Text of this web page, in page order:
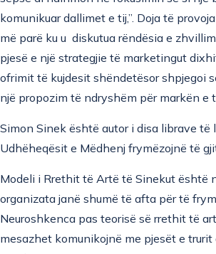
sepse ai ndihmon në fokusimin se si
komunikuar dallimet e tij,”. Doja të
më parë ku u diskutua rëndësia e
pjesë e një strategjie të marketingut
ofrimit të kujdesit shëndetësor shpjegoi
një propozim të ndryshëm për markën e
Simon Sinek është autor i disa librave të
Udhëheqësit e Mëdhenj frymëzojnë të
Modeli i Rrethit të Artë të Sinekut është
organizata janë shumë të afta për të
Neuroshkenca pas teorisë së rrethit të
mesazhet komunikojnë me pjesët e